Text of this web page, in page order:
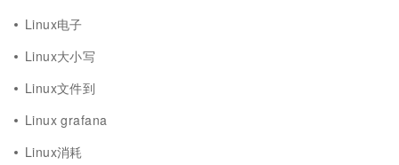
Linux电子
Linux大小写
Linux文件到
Linux grafana
Linux消耗